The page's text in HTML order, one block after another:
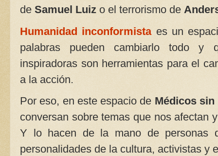
de Samuel Luiz o el terrorismo de
Humanidad inconformistaes un
palabras pueden cambiarlo todo y
inspiradoras son herramientas para el
a la acción.
Por eso, en este espacio de Médicos
conversan sobre temas que nos afectan
Y lo hacen de la mano de personas
personalidades de la cultura, activistas y